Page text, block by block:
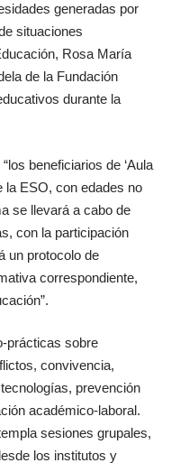
generadas por
situaciones
Rosa María
de la Fundación
durante la
beneficiarios de ‘Aula
la ESO, con edades no
se llevará a cabo de
con la participación
un protocolo de
correspondiente,
prácticas sobre
convivencia,
prevención
académico-laboral.
sesiones grupales,
los institutos y